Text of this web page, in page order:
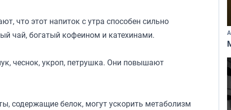
что этот напиток с утра способен сильно
чай, богатый кофеином и катехинами.
чеснок, укроп, петрушка. Они повышают
содержащие белок, могут ускорить метаболизм